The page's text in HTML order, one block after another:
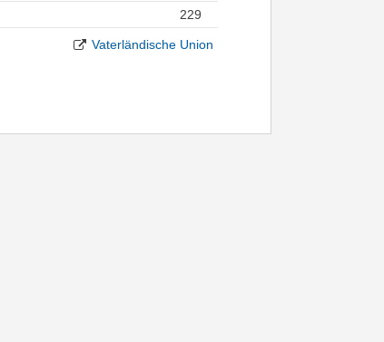
229
Vaterländische Union